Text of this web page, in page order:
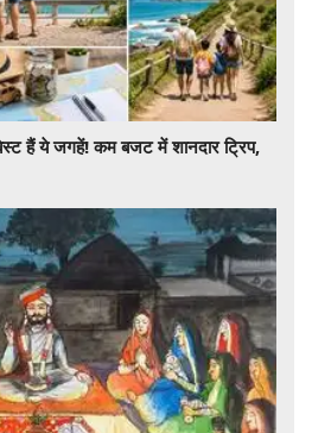
हैं ये जगहें! कम बजट में शानदार ट्रिप,